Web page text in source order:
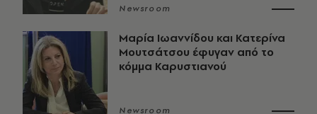
Newsroom
Μαρία Ιωαννίδου και Κατερίνα
Μουτσάτσου έφυγαν από το
κόμμα Καρυστιανού
Newsroom